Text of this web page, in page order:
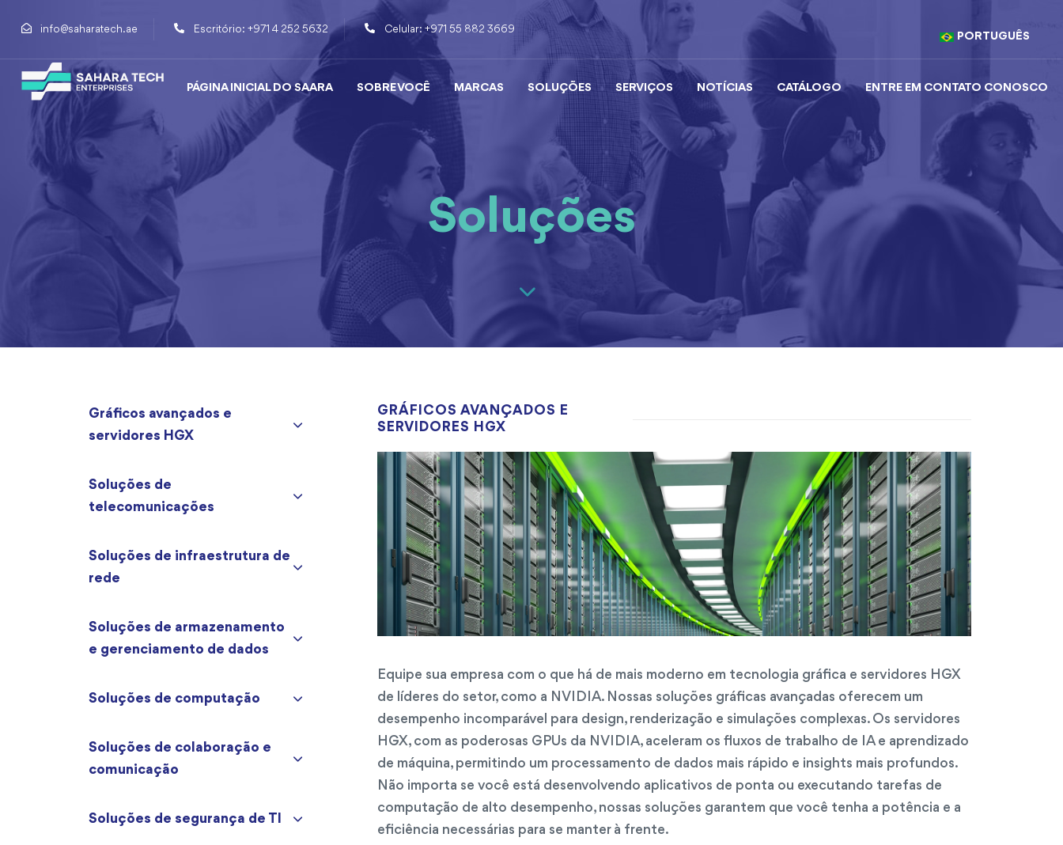
info@saharatech.ae Escritório: +971 4 252 5632 Celular: +971 55 882 3669
PORTUGUÊS
PÁGINA INICIAL DO SAARA SOBRE VOCÊ MARCAS SOLUÇÕES SERVIÇOS NOTÍCIAS CATÁLOGO ENTRE EM CONTATO CONOSCO
Soluções
Gráficos avançados e
servidores HGX
Soluções de
telecomunicações
Soluções de infraestrutura de
rede
Soluções de armazenamento
e gerenciamento de dados
Soluções de computação
Soluções de colaboração e
comunicação
Soluções de segurança de TI
GRÁFICOS AVANÇADOS E
SERVIDORES HGX
Equipe sua empresa com o que há de mais moderno em tecnologia gráfica e servidores HGX
de líderes do setor, como a NVIDIA. Nossas soluções gráficas avançadas oferecem um
desempenho incomparável para design, renderização e simulações complexas. Os servidores
HGX, com as poderosas GPUs da NVIDIA, aceleram os fluxos de trabalho de IA e aprendizado
de máquina, permitindo um processamento de dados mais rápido e insights mais profundos.
Não importa se você está desenvolvendo aplicativos de ponta ou executando tarefas de
computação de alto desempenho, nossas soluções garantem que você tenha a potência e a
eficiência necessárias para se manter à frente.